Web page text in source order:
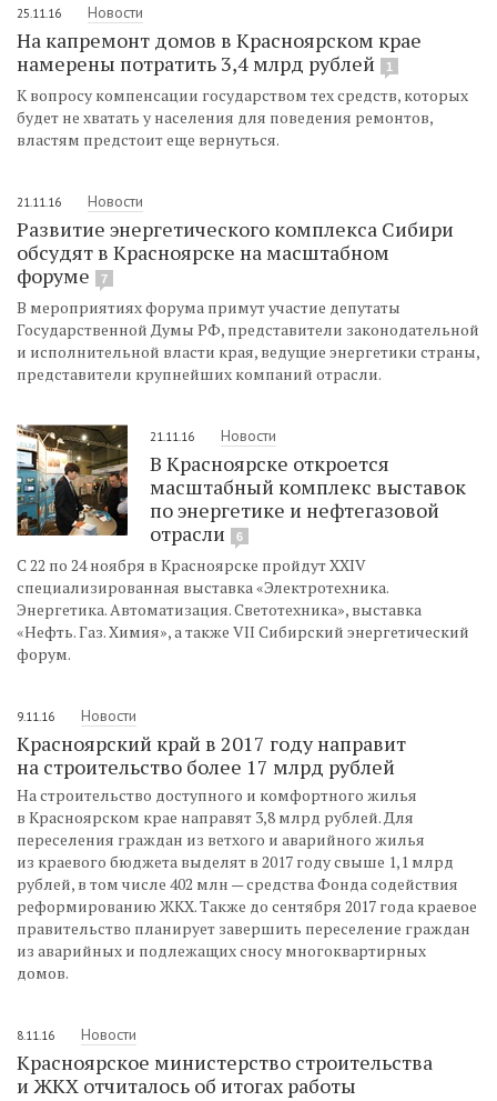
25.11.16 Новости
На капремонт домов в Красноярском крае
намерены потратить 3,4 млрд рублей
1
К вопросу компенсации государством тех средств, которых
будет не хватать у населения для поведения ремонтов,
властям предстоит еще вернуться.
21.11.16 Новости
Развитие энергетического комплекса Сибири
обсудят в Красноярске на масштабном
форуме
7
В мероприятиях форума примут участие депутаты
Государственной Думы РФ, представители законодательной
и исполнительной власти края, ведущие энергетики страны,
представители крупнейших компаний отрасли.
21.11.16 Новости
В Красноярске откроется
масштабный комплекс выставок
по энергетике и нефтегазовой
отрасли
6
С 22 по 24 ноября в Красноярске пройдут XXIV
специализированная выставка «Электротехника.
Энергетика. Автоматизация. Светотехника», выставка
«Нефть. Газ. Химия», а также VII Сибирский энергетический
форум.
9.11.16 Новости
Красноярский край в 2017 году направит
на строительство более 17 млрд рублей
На строительство доступного и комфортного жилья
в Красноярском крае направят 3,8 млрд рублей. Для
переселения граждан из ветхого и аварийного жилья
из краевого бюджета выделят в 2017 году свыше 1,1 млрд
рублей, в том числе 402 млн — средства Фонда содействия
реформированию ЖКХ. Также до сентября 2017 года краевое
правительство планирует завершить переселение граждан
из аварийных и подлежащих сносу многоквартирных
домов.
8.11.16 Новости
Красноярское министерство строительства
и ЖКХ отчиталось об итогах работы